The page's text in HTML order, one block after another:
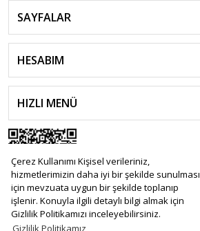
Çerez Kullanımı Kişisel verileriniz,
hizmetlerimizin daha iyi bir şekilde sunulması
için mevzuata uygun bir şekilde toplanıp
işlenir. Konuyla ilgili detaylı bilgi almak için
Gizlilik Politikamızı inceleyebilirsiniz.
SAYFALAR
HESABIM
HIZLI MENÜ